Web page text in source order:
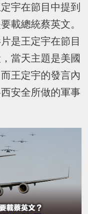
宇在節目中提到
載總統蔡英文。
是王定宇在節目
當天主題是美國
王定宇的發言內
安全所做的軍事